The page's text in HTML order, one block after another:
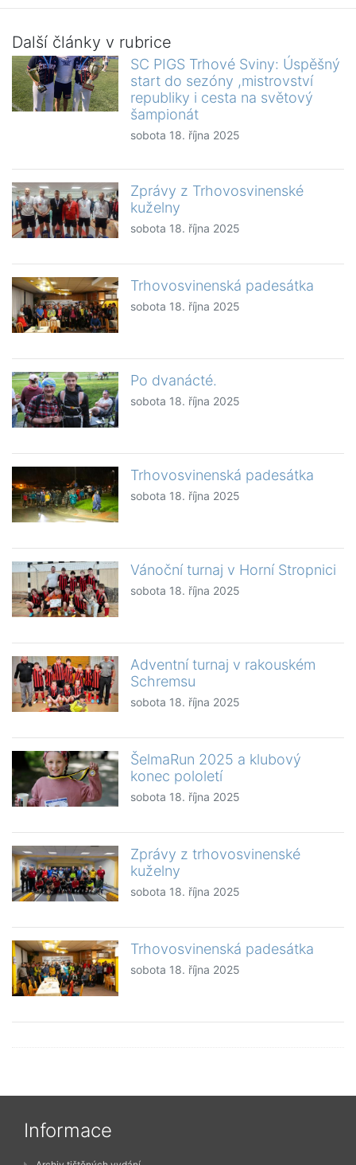
Další články v rubrice
SC PIGS Trhové Sviny: Úspěšný
start do sezóny ,mistrovství
republiky i cesta na světový
šampionát
sobota 18. října 2025
Zprávy z Trhovosvinenské
kuželny
sobota 18. října 2025
Trhovosvinenská padesátka
sobota 18. října 2025
Po dvanácté.
sobota 18. října 2025
Trhovosvinenská padesátka
sobota 18. října 2025
Vánoční turnaj v Horní Stropnici
sobota 18. října 2025
Adventní turnaj v rakouském
Schremsu
sobota 18. října 2025
ŠelmaRun 2025 a klubový
konec pololetí
sobota 18. října 2025
Zprávy z trhovosvinenské
kuželny
sobota 18. října 2025
Trhovosvinenská padesátka
sobota 18. října 2025
Informace